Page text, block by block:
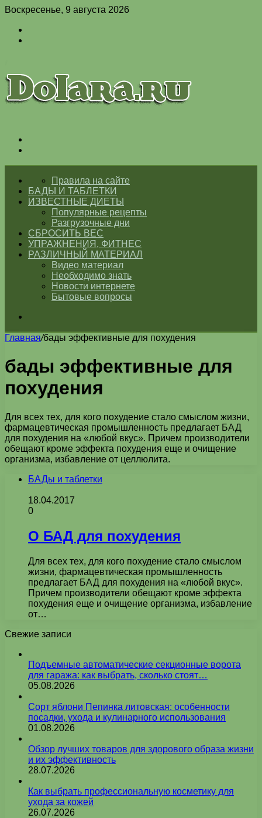
Воскресенье, 9 августа 2026
ГЛАВНАЯПравила на сайте
БАДЫ И ТАБЛЕТКИ
ИЗВЕСТНЫЕ ДИЕТЫ
Популярные рецепты
Разгрузочные дни
СБРОСИТЬ ВЕС
УПРАЖНЕНИЯ, ФИТНЕС
РАЗЛИЧНЫЙ МАТЕРИАЛ
Видео материал
Необходимо знать
Новости интернете
Бытовые вопросы
Главная/бады эффективные для похудения
бады эффективные для
похудения
Для всех тех, для кого похудение стало смыслом жизни,
фармацевтическая промышленность предлагает БАД
для похудения на «любой вкус». Причем производители
обещают кроме эффекта похудения еще и очищение
организма, избавление от целлюлита.
БАДы и таблетки
18.04.2017
0
О БАД для похудения
Для всех тех, для кого похудение стало смыслом
жизни, фармацевтическая промышленность
предлагает БАД для похудения на «любой вкус».
Причем производители обещают кроме эффекта
похудения еще и очищение организма, избавление
от…
Свежие записи
Подъемные автоматические секционные ворота
для гаража: как выбрать, сколько стоят…
05.08.2026
Сорт яблони Пепинка литовская: особенности
посадки, ухода и кулинарного использования
01.08.2026
Обзор лучших товаров для здорового образа жизни
и их эффективность
28.07.2026
Как выбрать профессиональную косметику для
ухода за кожей
26.07.2026